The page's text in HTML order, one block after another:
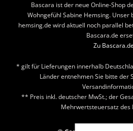
Bascara ist der neue Online-Shop
Wohngefühl Sabine Hemsing. Unser
hemsing.de wird aktuell noch parallel
Bascara.de
Zu
* gilt für Lieferungen innerhalb
Länder entnehmen Sie bitte der
** Preis inkl. deutscher MwSt.; der
Mehrwertsteuersatz des